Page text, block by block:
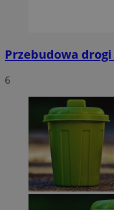
Przebudowa
6